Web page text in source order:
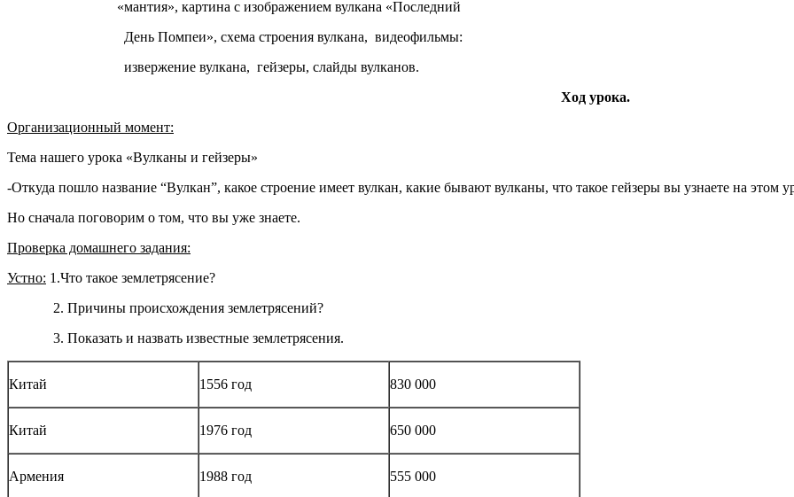
«мантия», картина с изображением вулкана «Последний
День Помпеи», схема строения вулкана, видеофильмы:
извержение вулкана, гейзеры, слайды вулканов.
Ход урока.
Организационный момент:
Тема нашего урока «Вулканы и гейзеры»
-Откуда пошло название “Вулкан”, какое строение имеет вулкан, какие бывают вулканы, что такое гейзеры вы узнаете на этом
Но сначала поговорим о том, что вы уже знаете.
Проверка домашнего задания:
Устно: 1.Что такое землетрясение?
2. Причины происхождения землетрясений?
3. Показать и назвать известные землетрясения.
Китай 1556 год 830 000
Китай 1976 год 650 000
Армения 1988 год 555 000